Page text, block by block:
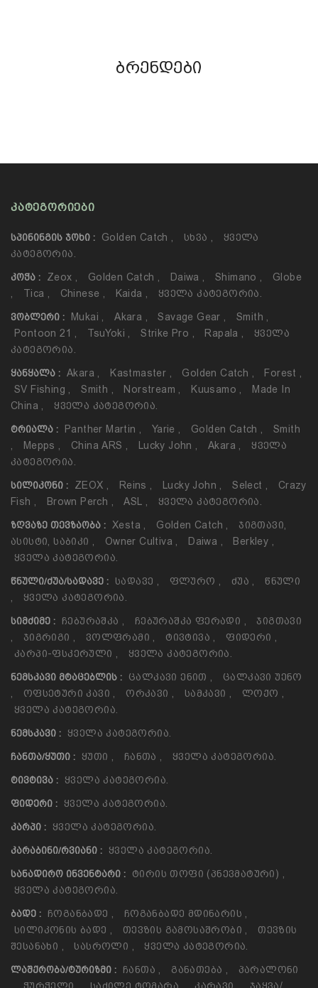
ბრენდები
ᲙᲐᲢᲔᲒᲝᲠᲘᲔᲑᲘ
ᲡᲞᲘᲜᲘᲜᲒᲘᲡ ᲯᲝᲮᲘ : Golden Catch , Სხვა ,
Ყველა
Კატეგორია.
ᲙᲝᲭᲐ : Zeox , Golden Catch , Daiwa , Shimano ,
Globe
,
Tica , Chinese , Kaida , Ყველა Კატეგორია.
ᲕᲝᲑᲚᲔᲠᲘ : Mukai , Akara , Savage Gear , Smith ,
Pontoon 21 , TsuYoki , Strike Pro , Rapala ,
Ყველა
Კატეგორია.
ᲧᲐᲜᲧᲐᲚᲐ : Akara , Kastmaster , Golden Catch , Forest ,
SV Fishing , Smith , Norstream , Kuusamo ,
Made In
China , Ყველა Კატეგორია.
ᲢᲠᲘᲐᲚᲐ : Panther Martin , Yarie , Golden Catch ,
Smith
,
Mepps , China ARS , Lucky John , Akara ,
Ყველა
Კატეგორია.
ᲡᲘᲚᲘᲙᲝᲜᲘ : ZEOX , Reins , Lucky John , Select ,
Crazy
Fish , Brown Perch , ASL , Ყველა Კატეგორია.
ᲖᲦᲕᲐᲖᲔ ᲗᲔᲕᲖᲐᲝᲑᲐ : Xesta , Golden Catch ,
Ჯიგთავი,
Ასისტი, Საბიკი , Owner Cultiva , Daiwa , Berkley ,
Ყველა Კატეგორია.
ᲬᲜᲣᲚᲘ/ᲫᲣᲐ/ᲡᲐᲓᲐᲕᲔ : Სადავე , Ფლურო , Ძუა ,
Წნული
,
Ყველა Კატეგორია.
ᲡᲘᲛᲫᲘᲛᲔ : Ჩებურაშკა , Ჩებურაშკა Ფერადი ,
Ჯიგთავი
,
Ჯიგრიგი , Ვოლფრამი , Ტივტივა , Ფიდერი ,
Კარპი-Ფსკერული , Ყველა Კატეგორია.
ᲜᲔᲛᲡᲙᲐᲕᲘ ᲛᲢᲐᲪᲔᲑᲚᲘᲡ : Ცალკავი Ენით ,
Ცალკავი Უენო
,
Ოფსეტური Კავი , Ორკავი , Სამკავი , Ლოქო ,
Ყველა Კატეგორია.
ᲜᲔᲛᲡᲙᲐᲕᲘ : Ყველა Კატეგორია.
ᲩᲐᲜᲗᲐ/ᲧᲣᲗᲘ : Ყუთი , Ჩანთა , Ყველა Კატეგორია.
ᲢᲘᲕᲢᲘᲕᲐ : Ყველა Კატეგორია.
ᲤᲘᲓᲔᲠᲘ : Ყველა Კატეგორია.
ᲙᲐᲠᲞᲘ : Ყველა Კატეგორია.
ᲙᲐᲠᲐᲑᲘᲜᲘ/ᲠᲕᲘᲐᲜᲘ : Ყველა Კატეგორია.
ᲡᲐᲜᲐᲓᲘᲠᲝ ᲘᲜᲕᲔᲜᲢᲐᲠᲘ : Ტირის Თოფი (პნევმატური) ,
Ყველა Კატეგორია.
ᲑᲐᲓᲔ : Ჩოგანბადე , Ჩოგანბადე Მდინარის ,
Სილიკონის Ბადე , Თევზის Გამოსაშრობი ,
Თევზის
Შესანახი , Სასროლი , Ყველა Კატეგორია.
ᲚᲐᲨᲥᲠᲝᲑᲐ/ᲢᲣᲠᲘᲖᲛᲘ : Ჩანთა , Განათება ,
Პარალონი